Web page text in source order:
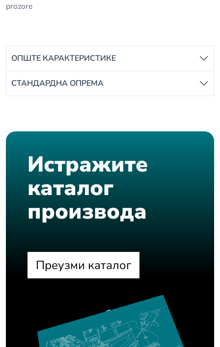
prozore
ОПШТЕ КАРАКТЕРИСТИКЕ
СТАНДАРДНА ОПРЕМА
Истражите
каталог
производа
Преузми каталог